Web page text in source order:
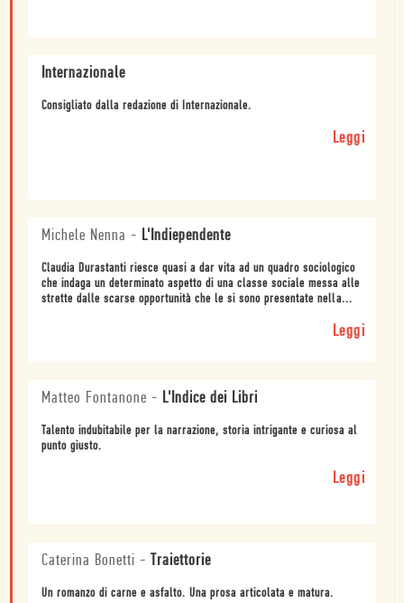
Internazionale
Consigliato dalla redazione di Internazionale.
Leggi
Michele Nenna - L'Indiependente
Claudia Durastanti riesce quasi a dar vita ad un quadro sociologico
che indaga un determinato aspetto di una classe sociale messa alle
strette dalle scarse opportunità che le si sono presentate nella...
Leggi
Matteo Fontanone - L'Indice dei Libri
Talento indubitabile per la narrazione, storia intrigante e curiosa al
punto giusto.
Leggi
Caterina Bonetti - Traiettorie
Un romanzo di carne e asfalto. Una prosa articolata e matura.